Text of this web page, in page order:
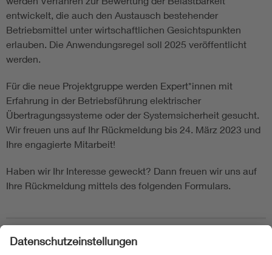
entwickelt, die auch den Austausch bestehender
Betriebsmittel unter wirtschaftlichen Gesichtspunkten
erlauben. Die Anwendungsregel soll 2025 veröffentlicht
werden.
Für die neue Projektgruppe werden Expert*innen mit
Erfahrung in der Betriebsführung elektrischer
Übertragungssysteme oder der Systemsicherheit gesucht.
Wir freuen uns auf Ihr Rückmeldung bis 24. März 2023 und
Ihre engagierte Mitarbeit!
Haben wir Ihr Interesse geweckt? Dann freuen wir uns auf
Ihre Rückmeldung mittels des folgenden Formulars.